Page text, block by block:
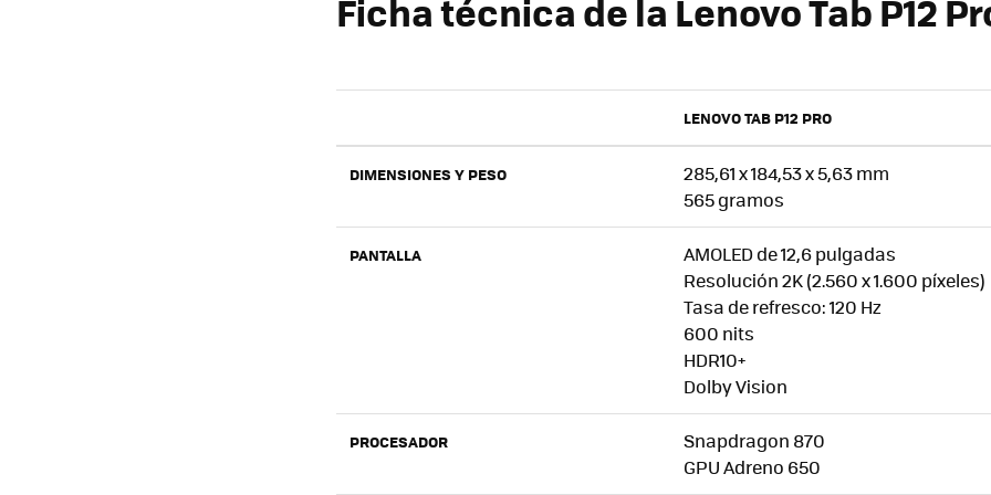
Ficha técnica de la Lenovo Tab P12
LENOVO TAB P12 PRO
DIMENSIONES Y PESO
285,61 x 184,53 x 5,63 mm
565 gramos
PANTALLA
AMOLED de 12,6 pulgadas
Resolución 2K (2.560 x 1.600 píxeles)
Tasa de refresco: 120 Hz
600 nits
HDR10+
Dolby Vision
PROCESADOR
Snapdragon 870
GPU Adreno 650